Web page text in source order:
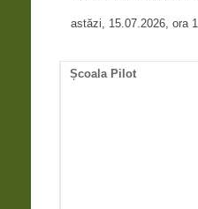
astăzi, 15.07.2026, ora
Școala Pilot